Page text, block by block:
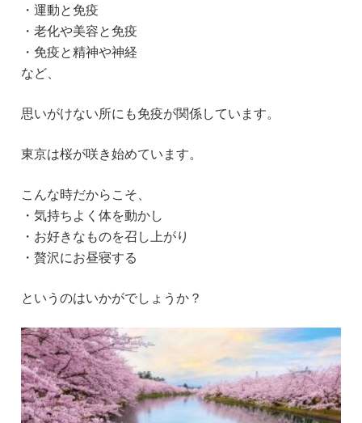
・運動と免疫
・老化や美容と免疫
・免疫と精神や神経
など、
思いがけない所にも免疫が関係しています。
東京は桜が咲き始めています。
こんな時だからこそ、
・気持ちよく体を動かし
・お好きなものを召し上がり
・贅沢にお昼寝する
というのはいかがでしょうか？